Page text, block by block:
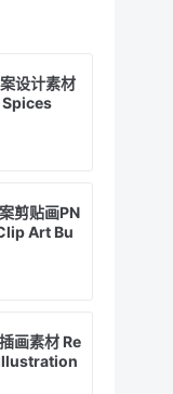
设计素材
剪贴画PN
Art Bu
画素材 Re